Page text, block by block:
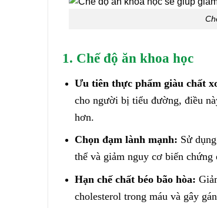
1. Chế độ ăn khoa học
Ưu tiên thực phẩm giàu chất
cho người bị tiểu đường, điều
hơn.
Chọn đạm lành mạnh: Sử
thể và giảm nguy cơ biến chứng
Hạn chế chất béo bão hòa:
cholesterol trong máu và gây